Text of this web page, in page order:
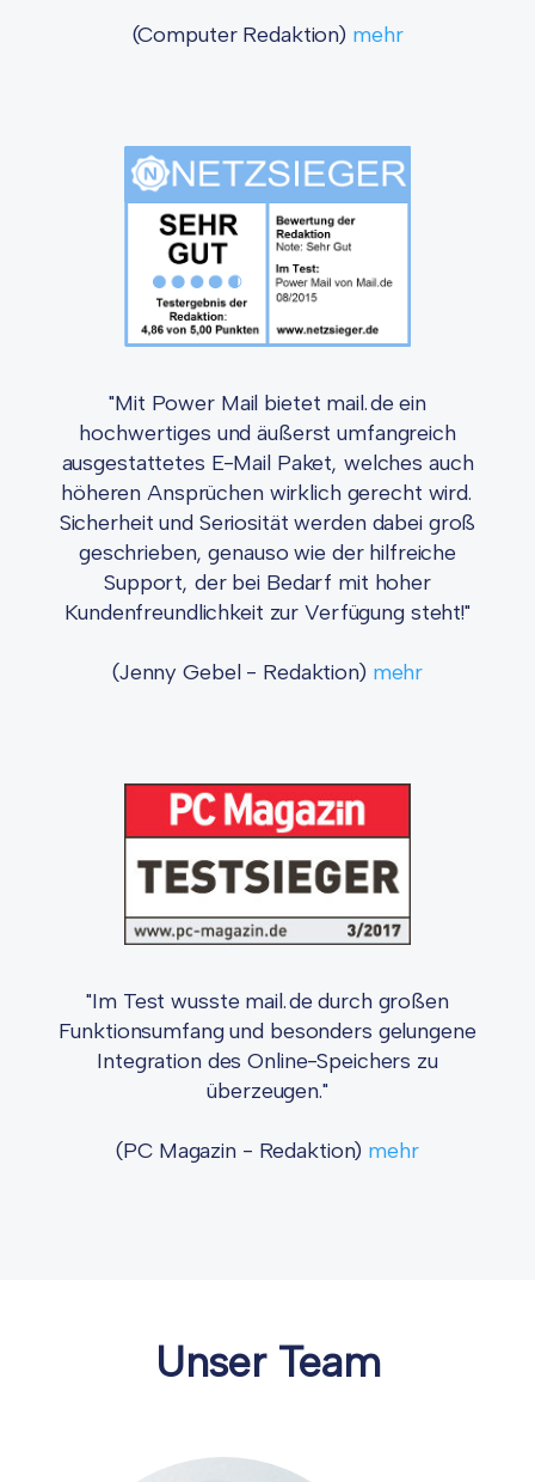
(Computer Redaktion) mehr
"Mit Power Mail bietet mail.de ein
hochwertiges und äußerst umfangreich
ausgestattetes E-Mail Paket, welches auch
höheren Ansprüchen wirklich gerecht wird.
Sicherheit und Seriosität werden dabei groß
geschrieben, genauso wie der hilfreiche
Support, der bei Bedarf mit hoher
Kundenfreundlichkeit zur Verfügung steht!"
(Jenny Gebel - Redaktion) mehr
"Im Test wusste mail.de durch großen
Funktionsumfang und besonders gelungene
Integration des Online-Speichers zu
überzeugen."
(PC Magazin - Redaktion) mehr
Unser Team